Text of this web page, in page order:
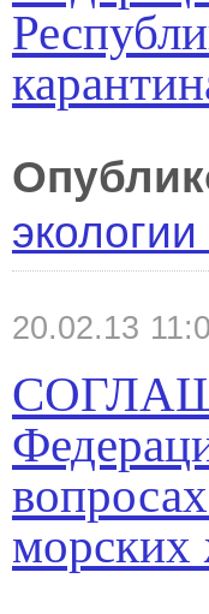
20.02.13
морских